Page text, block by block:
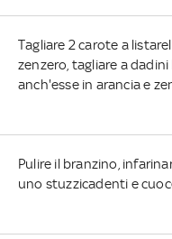
Tagliare 2 carote a
zenzero, tagliare a
anch'esse in arancia e
Pulire il branzino,
uno stuzzicadenti e